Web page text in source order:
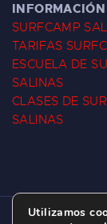
INFORMACIÓN
SURFCAMP
TARIFAS
ESCUELA DE
SALINAS
CLASES DE
SALINAS
Utilizamos